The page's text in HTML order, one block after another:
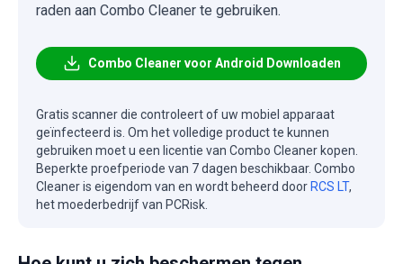
raden aan Combo Cleaner te gebruiken.
Combo Cleaner voor Android Downloaden
Gratis scanner die controleert of uw mobiel apparaat
geïnfecteerd is. Om het volledige product te kunnen
gebruiken moet u een licentie van Combo Cleaner kopen.
Beperkte proefperiode van 7 dagen beschikbaar. Combo
Cleaner is eigendom van en wordt beheerd door RCS LT,
het moederbedrijf van PCRisk.